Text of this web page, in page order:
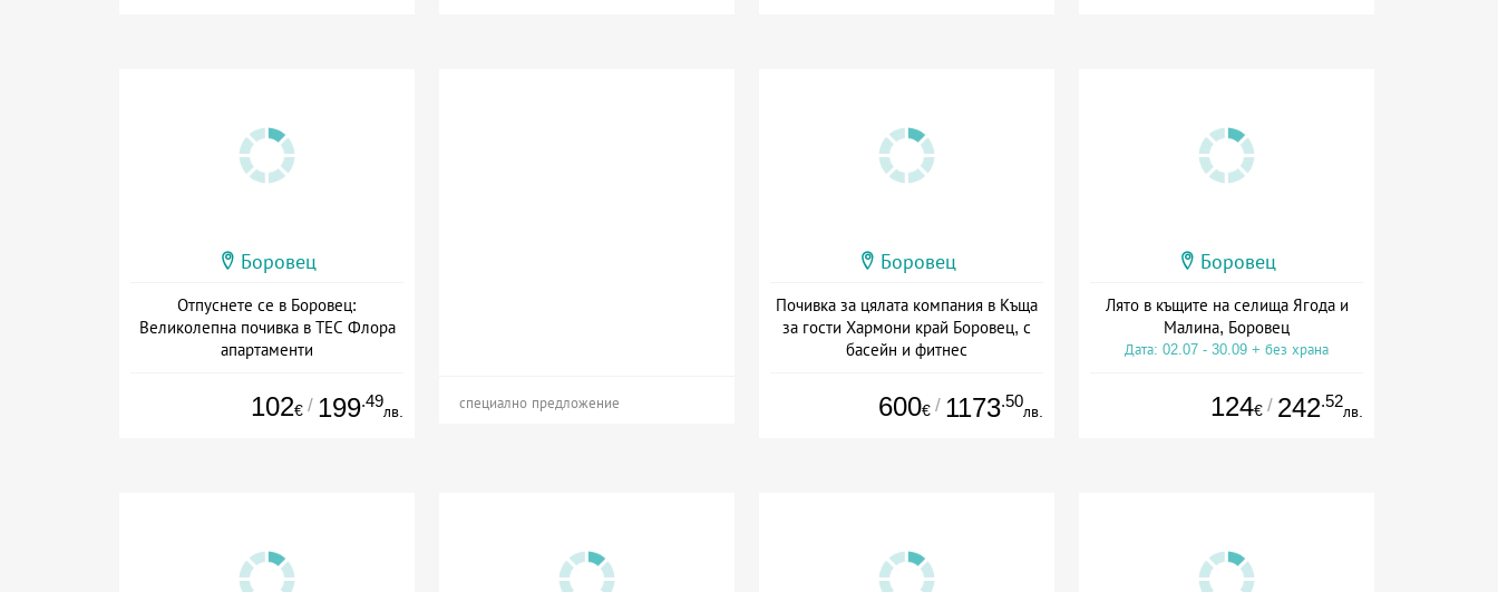
Боровец
Отпуснете се в Боровец:
Великолепна почивка в ТЕС Флора
апартаменти
102€ / 199.49
лв. специално предложение
Боровец
Почивка за цялата компания в Къща
за гости Хармони край Боровец, с
басейн и фитнес
600€ / 1173.50
лв.
Боровец
Лято в къщите на селища Ягода и
Малина, Боровец
Дата: 02.07 - 30.09 + без храна
124€ / 242.52
лв.